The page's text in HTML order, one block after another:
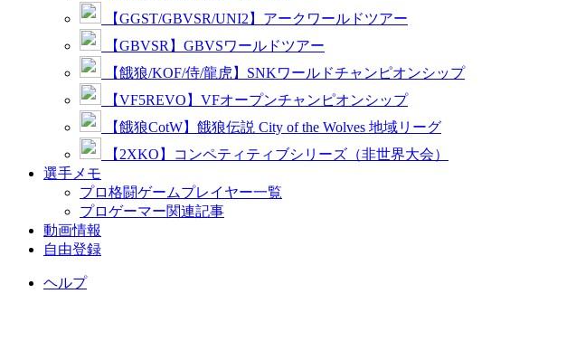
【GGST/GBVSR/UNI2】アークワールドツアー
【GBVSR】GBVSワールドツアー
【餓狼/KOF/侍/龍虎】SNKワールドチャンピオンシップ
【VF5REVO】VFオープンチャンピオンシップ
【餓狼CotW】餓狼伝説 City of the Wolves 地域リーグ
【2XKO】コンペティティブシリーズ（非世界大会）
選手メモ
プロ格闘ゲームプレイヤー一覧
プロゲーマー関連記事
動画情報
自由登録
ヘルプ